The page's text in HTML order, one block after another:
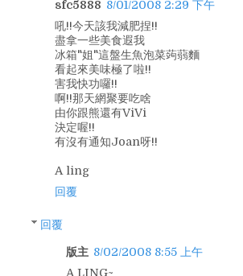
sfc5888 8/01/2008 2:29 下午
吼!!今天該我減肥捏!!
盡拿一些美食遐我
冰箱"姐"這盤生魚泡菜蒟蒻麵
看起來美味極了啦!!
害我快功囉!!
啊!!那天網聚要吃啥
由你跟熊還有ViVi
決定喔!!
有沒有通知Joan呀!!
A ling
回覆
回覆
版主 8/02/2008 8:55 上午
A LING~